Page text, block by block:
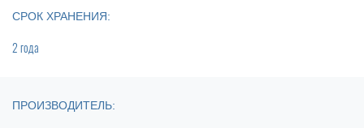
СРОК ХРАНЕНИЯ:
2 года
ПРОИЗВОДИТЕЛЬ: